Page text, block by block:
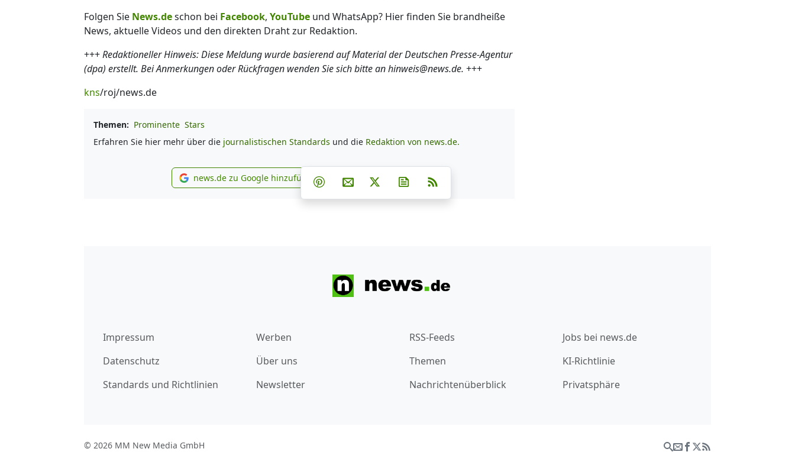
Folgen Sie News.deschon bei Facebook, YouTube und WhatsApp? Hier finden Sie brandheiße
News, aktuelle Videos und den direkten Draht zur Redaktion.
+++Redaktioneller Hinweis: Diese Meldung wurde basierend auf Material der Deutschen Presse-Agentur
(dpa) erstellt. Bei Anmerkungen oder Rückfragen wenden Sie sich bitte an hinweis@news.de. +++
kns/roj/news.de
Themen: Prominente Stars
Erfahren Sie hier mehr über die journalistischen Standards und die Redaktion von news.de.
news.de zu Google hinzufügen
news.de zu Google hinzufügen Teilen auf Facebook
Teilen auf Whatsapp
Teilen auf Telegram
Teilen auf Pinterest
Per E-Mail teilen
Post auf XNewsletter abonnieren
Impressum
Datenschutz
Standards und Richtlinien
Werben
Über uns
Newsletter
RSS-Feeds
Themen
Nachrichtenüberblick
Jobs bei news.de
KI-Richtlinie
Privatsphäre
© 2026 MM New Media GmbH